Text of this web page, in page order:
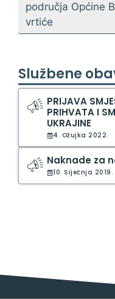
područja Općine
vrtiće
Službene
PRIJAVA
PRIHVATA I
UKRAJINE
4. Ožujka 2022.
Naknade za
10. Siječnja 2019.